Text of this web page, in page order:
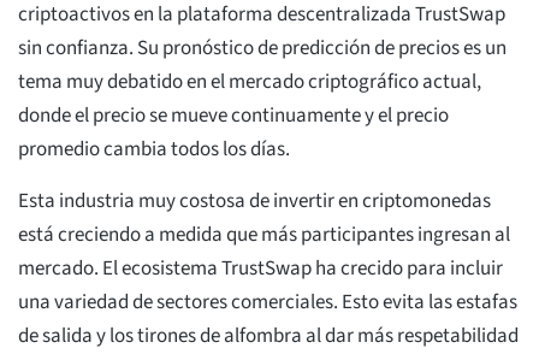
criptoactivos en la plataforma descentralizada TrustSwap
sin confianza. Su pronóstico de predicción de precios es un
tema muy debatido en el mercado criptográfico actual,
donde el precio se mueve continuamente y el precio
promedio cambia todos los días.
Esta industria muy costosa de invertir en criptomonedas
está creciendo a medida que más participantes ingresan al
mercado. El ecosistema TrustSwap ha crecido para incluir
una variedad de sectores comerciales. Esto evita las estafas
de salida y los tirones de alfombra al dar más respetabilidad